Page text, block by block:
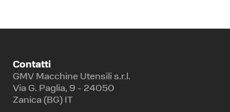
Contatti
GMV Macchine Utensili s.r.l.
Via G. Paglia, 9 - 24050
Zanica (BG) IT